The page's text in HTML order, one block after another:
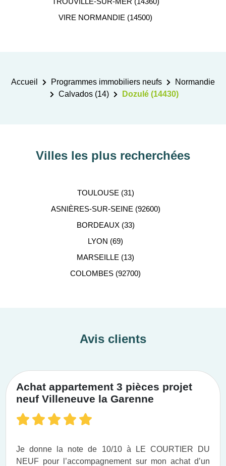
VIRE NORMANDIE (14500)
Accueil Programmes immobiliers neufs
Normandie
Calvados (14)
Dozulé (14430)
Villes les plus recherchées
TOULOUSE (31)
ASNIÈRES-SUR-SEINE (92600)
BORDEAUX (33)
LYON (69)
MARSEILLE (13)
COLOMBES (92700)
Avis clients
Achat appartement 3 pièces projet
neuf Villeneuve la Garenne
Je donne la note de 10/10 à LE COURTIER DU
NEUF pour l’accompagnement sur mon achat d’un